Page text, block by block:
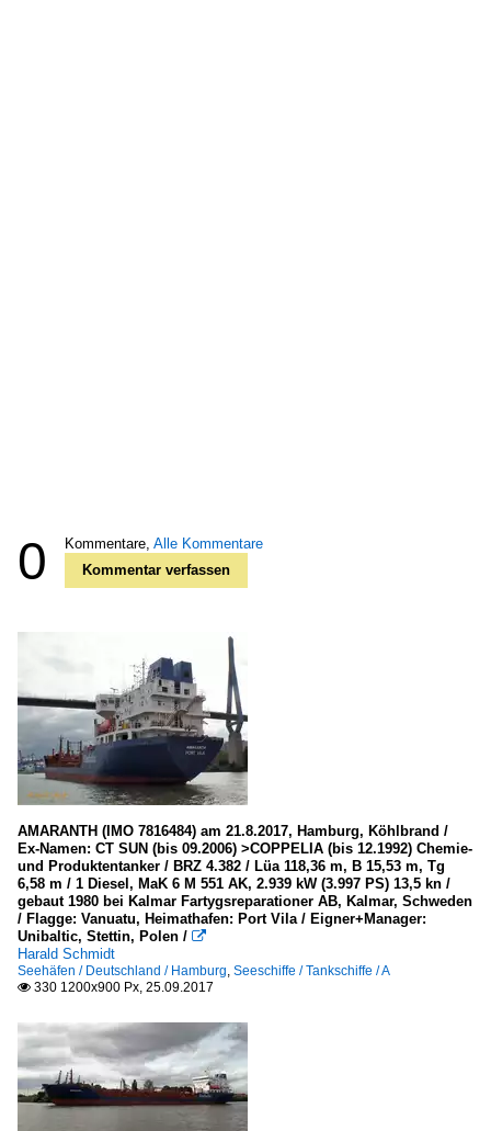
0 Kommentare, Alle Kommentare
Kommentar verfassen
AMARANTH (IMO 7816484) am 21.8.2017, Hamburg, Köhlbrand /
Ex-Namen: CT SUN (bis 09.2006) >COPPELIA (bis 12.1992) Chemie-
und Produktentanker / BRZ 4.382 / Lüa 118,36 m, B 15,53 m, Tg
6,58 m / 1 Diesel, MaK 6 M 551 AK, 2.939 kW (3.997 PS) 13,5 kn /
gebaut 1980 bei Kalmar Fartygsreparationer AB, Kalmar, Schweden
/ Flagge: Vanuatu, Heimathafen: Port Vila / Eigner+Manager:
Unibaltic, Stettin, Polen / 
Harald Schmidt
Seehäfen / Deutschland / Hamburg, Seeschiffe / Tankschiffe / A
 330 1200x900 Px, 25.09.2017